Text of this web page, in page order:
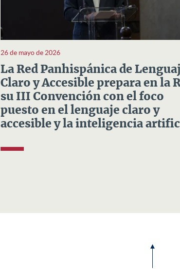
26 de mayo de 2026
La Red Panhispánica de
Claro y Accesible prepara en la
su III Convención con el foco
puesto en el lenguaje claro y
accesible y la inteligencia